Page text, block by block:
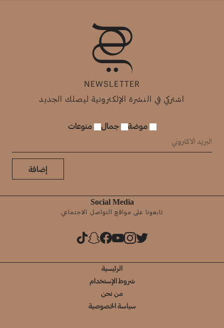
NEWSLETTER
اشتركي في النشرة الإلكترونية ليصلك الجديد
موضة جمال منوعات
إضافة
Social Media
تابعونا على مواقع التواصل الاجتماعي
الرئيسية
شروط الإستخدام
من نحن
سياسة الخصوصية